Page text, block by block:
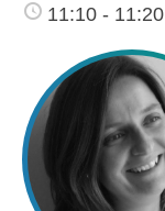
11:10 - 11:20